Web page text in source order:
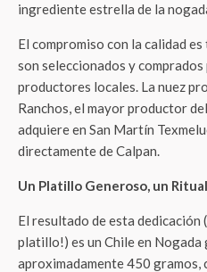
ingrediente estrella de la
El compromiso con la calidad
son seleccionados y
productores locales. La nuez
Ranchos, el mayor productor
adquiere en San Martín
directamente de Calpan.
Un Platillo Generoso, un
El resultado de esta dedicación
platillo!) es un Chile en Nogada
aproximadamente 450 gramos,